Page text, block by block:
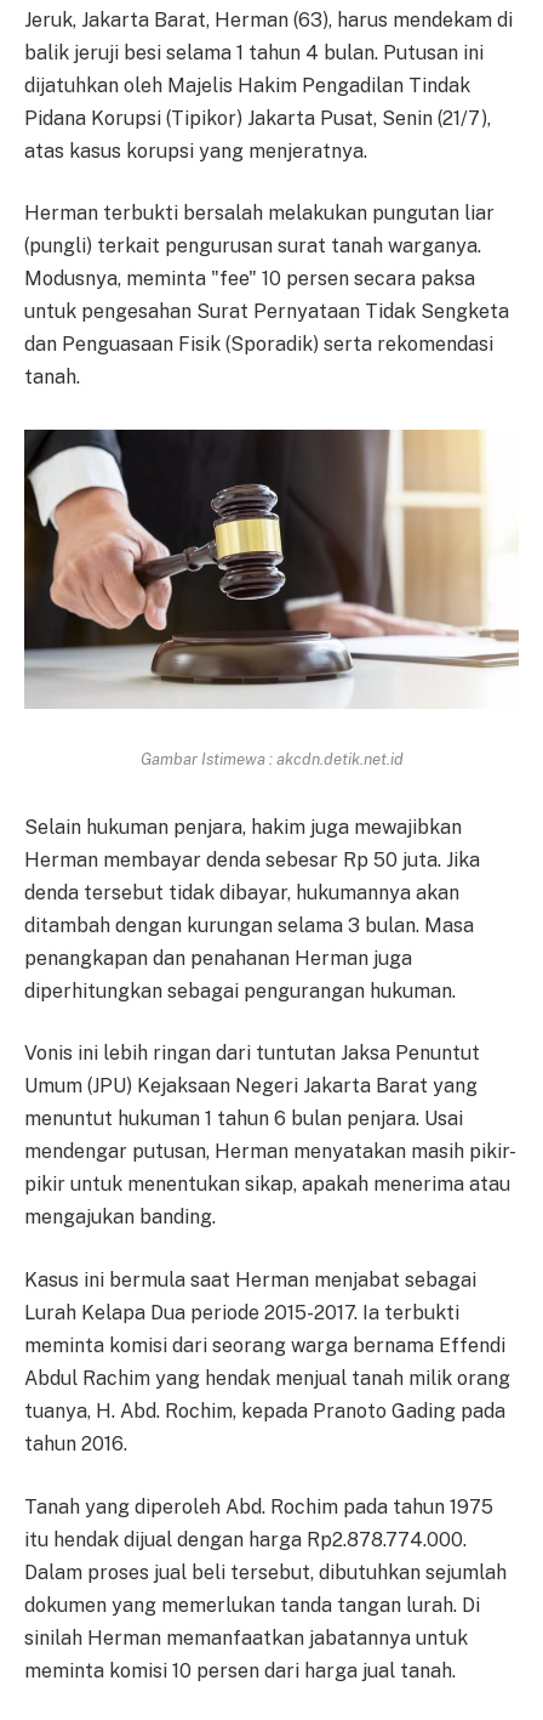
Jeruk, Jakarta Barat, Herman (63), harus mendekam di
balik jeruji besi selama 1 tahun 4 bulan. Putusan ini
dijatuhkan oleh Majelis Hakim Pengadilan Tindak
Pidana Korupsi (Tipikor) Jakarta Pusat, Senin (21/7),
atas kasus korupsi yang menjeratnya.
Herman terbukti bersalah melakukan pungutan liar
(pungli) terkait pengurusan surat tanah warganya.
Modusnya, meminta "fee" 10 persen secara paksa
untuk pengesahan Surat Pernyataan Tidak Sengketa
dan Penguasaan Fisik (Sporadik) serta rekomendasi
tanah.
Gambar Istimewa : akcdn.detik.net.id
Selain hukuman penjara, hakim juga mewajibkan
Herman membayar denda sebesar Rp 50 juta. Jika
denda tersebut tidak dibayar, hukumannya akan
ditambah dengan kurungan selama 3 bulan. Masa
penangkapan dan penahanan Herman juga
diperhitungkan sebagai pengurangan hukuman.
Vonis ini lebih ringan dari tuntutan Jaksa Penuntut
Umum (JPU) Kejaksaan Negeri Jakarta Barat yang
menuntut hukuman 1 tahun 6 bulan penjara. Usai
mendengar putusan, Herman menyatakan masih pikir-
pikir untuk menentukan sikap, apakah menerima atau
mengajukan banding.
Kasus ini bermula saat Herman menjabat sebagai
Lurah Kelapa Dua periode 2015-2017. Ia terbukti
meminta komisi dari seorang warga bernama Effendi
Abdul Rachim yang hendak menjual tanah milik orang
tuanya, H. Abd. Rochim, kepada Pranoto Gading pada
tahun 2016.
Tanah yang diperoleh Abd. Rochim pada tahun 1975
itu hendak dijual dengan harga Rp2.878.774.000.
Dalam proses jual beli tersebut, dibutuhkan sejumlah
dokumen yang memerlukan tanda tangan lurah. Di
sinilah Herman memanfaatkan jabatannya untuk
meminta komisi 10 persen dari harga jual tanah.